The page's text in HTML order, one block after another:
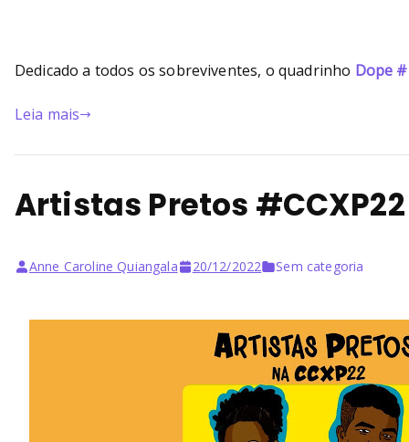
Dedicado a todos os sobreviventes, o quadrinho Dope
Leia mais
Artistas Pretos
Anne Caroline Quiangala 20/12/2022 Sem categoria